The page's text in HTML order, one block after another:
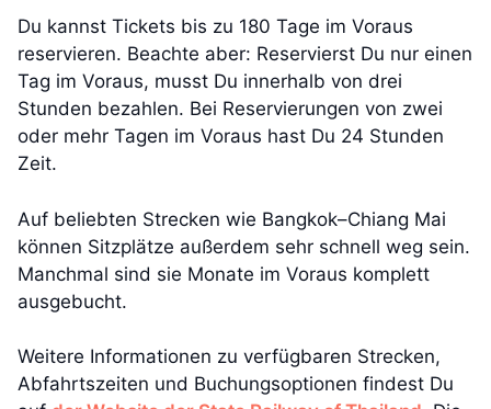
Du kannst Tickets bis zu 180 Tage im Voraus
reservieren. Beachte aber: Reservierst Du nur einen
Tag im Voraus, musst Du innerhalb von drei
Stunden bezahlen. Bei Reservierungen von zwei
oder mehr Tagen im Voraus hast Du 24 Stunden
Zeit.
Auf beliebten Strecken wie Bangkok–Chiang Mai
können Sitzplätze außerdem sehr schnell weg sein.
Manchmal sind sie Monate im Voraus komplett
ausgebucht.
Weitere Informationen zu verfügbaren Strecken,
Abfahrtszeiten und Buchungsoptionen findest Du